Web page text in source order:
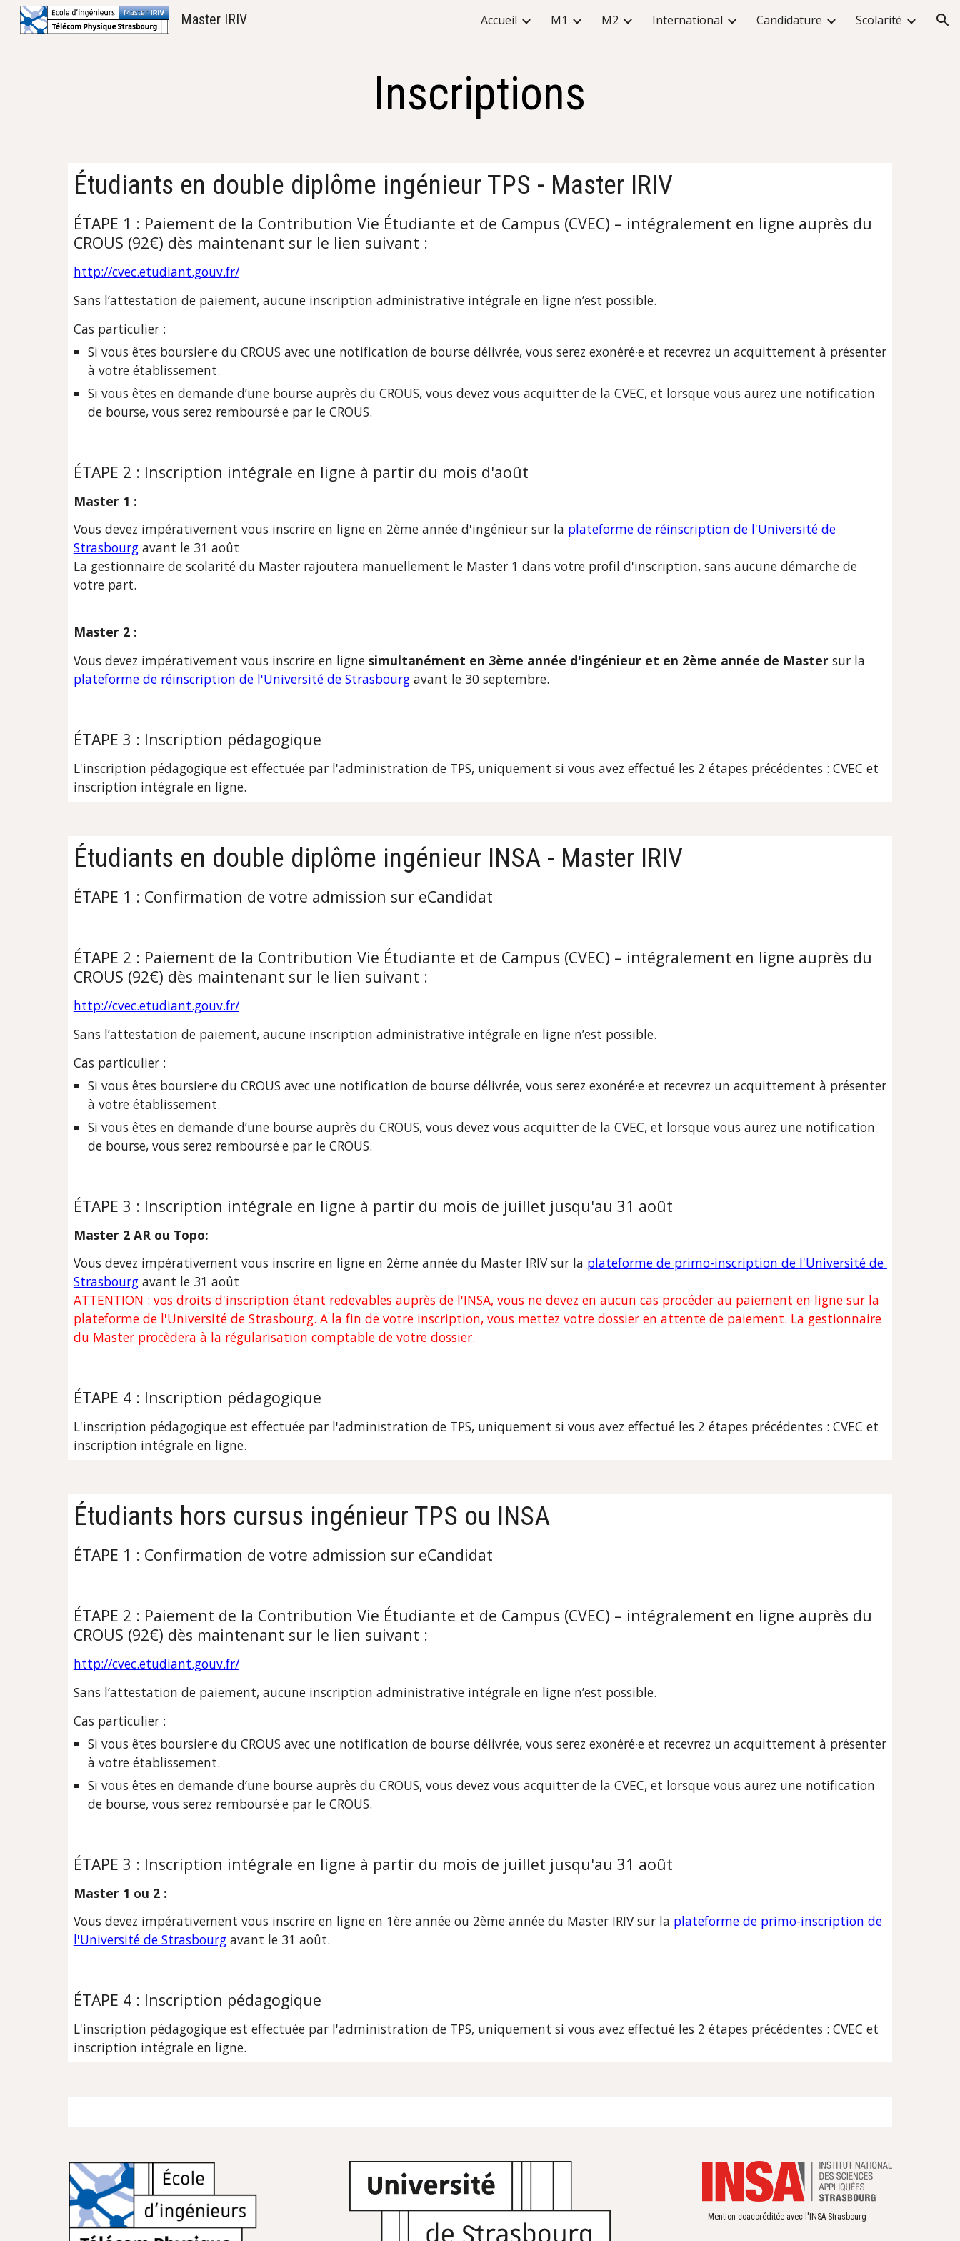
Skip to navigation
Master IRIV Accueil M1 M2 International Candidature Scolarité
Inscriptions
Étudiants en double diplôme ingénieur TPS - Master IRIV
ÉTAPE 1 : Paiement de la Contribution Vie Étudiante et de Campus (CVEC) – intégralement en ligne auprès du
CROUS (92€) dès maintenant sur le lien suivant :
http://cvec.etudiant.gouv.fr/
Sans l’attestation de paiement, aucune inscription administrative intégrale en ligne n’est possible.
Cas particulier :
Si vous êtes boursier·e du CROUS avec une notification de bourse délivrée, vous serez exonéré·e et recevrez un acquittement à présenter
à votre établissement.
Si vous êtes en demande d’une bourse auprès du CROUS, vous devez vous acquitter de la CVEC, et lorsque vous aurez une notification
de bourse, vous serez remboursé·e par le CROUS.
ÉTAPE 2 : Inscription intégrale en ligne à partir du mois d'août
Master 1 :
Vous devez impérativement vous inscrire en ligne en 2ème année d'ingénieur sur la plateforme de réinscription de l'Université de
Strasbourg avant le 31 août
La gestionnaire de scolarité du Master rajoutera manuellement le Master 1 dans votre profil d'inscription, sans aucune démarche de
votre part.
Master 2 :
Vous devez impérativement vous inscrire en ligne simultanément en 3ème année d'ingénieur et en 2ème année de Master
plateforme de réinscription de l'Université de Strasbourg avant le 30 septembre.
ÉTAPE 3 : Inscription pédagogique
L'inscription pédagogique est effectuée par l'administration de TPS, uniquement si vous avez effectué les 2 étapes précédentes : CVEC et
inscription intégrale en ligne.
Étudiants en double diplôme ingénieur INSA - Master IRIV
ÉTAPE 1 : Confirmation de votre admission sur eCandidat
ÉTAPE 2 : Paiement de la Contribution Vie Étudiante et de Campus (CVEC) – intégralement en ligne auprès du
CROUS (92€) dès maintenant sur le lien suivant :
http://cvec.etudiant.gouv.fr/
Sans l’attestation de paiement, aucune inscription administrative intégrale en ligne n’est possible.
Cas particulier :
Si vous êtes boursier·e du CROUS avec une notification de bourse délivrée, vous serez exonéré·e et recevrez un acquittement à présenter
à votre établissement.
Si vous êtes en demande d’une bourse auprès du CROUS, vous devez vous acquitter de la CVEC, et lorsque vous aurez une notification
de bourse, vous serez remboursé·e par le CROUS.
ÉTAPE 3 : Inscription intégrale en ligne à partir du mois de juillet jusqu'au 31 août
Master 2 AR ou Topo:
Vous devez impérativement vous inscrire en ligne en 2ème année du Master IRIV sur la plateforme de primo-inscription de l'Université de
Strasbourg avant le 31 août
ATTENTION : vos droits d'inscription étant redevables auprès de l'INSA, vous ne devez en aucun cas procéder au paiement en ligne sur la
plateforme de l'Université de Strasbourg. A la fin de votre inscription, vous mettez votre dossier en attente de paiement. La gestionnaire
du Master procèdera à la régularisation comptable de votre dossier.
ÉTAPE 4 : Inscription pédagogique
L'inscription pédagogique est effectuée par l'administration de TPS, uniquement si vous avez effectué les 2 étapes précédentes : CVEC et
inscription intégrale en ligne.
Étudiants hors cursus ingénieur TPS ou INSA
ÉTAPE 1 : Confirmation de votre admission sur eCandidat
ÉTAPE 2 : Paiement de la Contribution Vie Étudiante et de Campus (CVEC) – intégralement en ligne auprès du
CROUS (92€) dès maintenant sur le lien suivant :
http://cvec.etudiant.gouv.fr/
Sans l’attestation de paiement, aucune inscription administrative intégrale en ligne n’est possible.
Cas particulier :
Si vous êtes boursier·e du CROUS avec une notification de bourse délivrée, vous serez exonéré·e et recevrez un acquittement à présenter
à votre établissement.
Si vous êtes en demande d’une bourse auprès du CROUS, vous devez vous acquitter de la CVEC, et lorsque vous aurez une notification
de bourse, vous serez remboursé·e par le CROUS.
ÉTAPE 3 : Inscription intégrale en ligne à partir du mois de juillet jusqu'au 31 août
Master 1 ou 2 :
Vous devez impérativement vous inscrire en ligne en 1ère année ou 2ème année du Master IRIV sur la plateforme de primo-inscription de
l'Université de Strasbourg avant le 31 août.
ÉTAPE 4 : Inscription pédagogique
L'inscription pédagogique est effectuée par l'administration de TPS, uniquement si vous avez effectué les 2 étapes précédentes : CVEC et
inscription intégrale en ligne.
Mention coaccréditée avec l'INSA Strasbourg